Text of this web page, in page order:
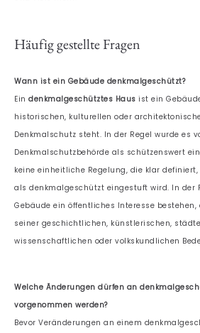
Häufig gestellte Fragen
Wann ist ein Gebäude denkmalgeschützt?
Ein denkmalgeschütztes Haus ist ein
historischen, kulturellen oder
Denkmalschutz steht. In der Regel wurde es
Denkmalschutzbehörde als schützenswert
keine einheitliche Regelung, die klar
als denkmalgeschützt eingestuft wird. In der
Gebäude ein öffentliches Interesse
seiner geschichtlichen, künstlerischen,
wissenschaftlichen oder volkskundlichen
Welche Änderungen dürfen an
vorgenommen werden?
Bevor Veränderungen an einem